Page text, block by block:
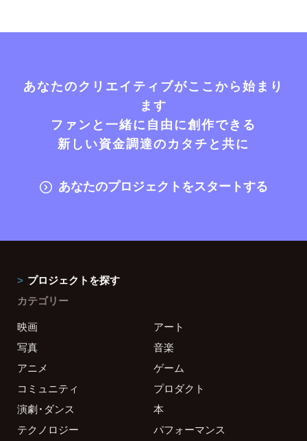
あなたのクリエイティブがここから始まり
ます
ファンと一緒に自由に創作できる
新しい資金調達のカタチと共に
あなたのプロジェクトをスタートする
プロジェクトを探す
カテゴリー
映画
アート
写真
音楽
アニメ
ゲーム
コミュニティ
プロダクト
演劇・ダンス
本
テクノロジー
パフォーマンス